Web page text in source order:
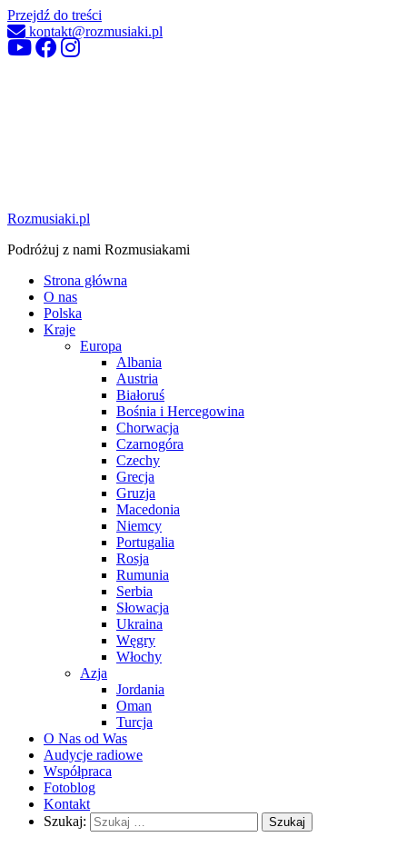
Przejdź do treści
kontakt@rozmusiaki.pl
Rozmusiaki.pl
Podróżuj z nami Rozmusiakami
Strona główna
O nas
Polska
Kraje
Europa
Albania
Austria
Białoruś
Bośnia i Hercegowina
Chorwacja
Czarnogóra
Czechy
Grecja
Gruzja
Macedonia
Niemcy
Portugalia
Rosja
Rumunia
Serbia
Słowacja
Ukraina
Węgry
Włochy
Azja
Jordania
Oman
Turcja
O Nas od Was
Audycje radiowe
Współpraca
Fotoblog
Kontakt
Szukaj: